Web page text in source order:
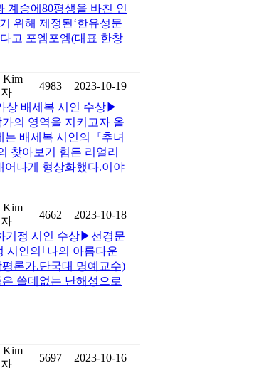
계승에80평생을 바친 인
위해 제정된‘한유성문
고 포엠포엠(대표 한창
Kim
4983
2023-10-19
상 배세복 시인 수상▶
의 영역을 지키고자 올
배세복 시인의『추녀
찾아보기 힘든 리얼리
어나게 형상화했다.이야
Kim
4662
2023-10-18
기정 시인 수상▶선경문
시인의｢나의 아름다운
론가.단국대 명예교수)
쓸데없는 난해성으로
Kim
5697 2023-10-16